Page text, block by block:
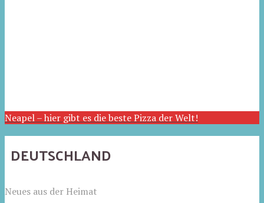
Neapel – hier gibt es die beste Pizza der Welt!
DEUTSCHLAND
Neues aus der Heimat